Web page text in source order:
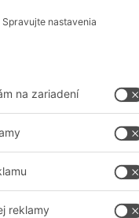
obchod a
alebo